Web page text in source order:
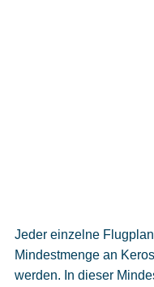
Jeder einzelne
Mindestmenge an
werden. In dieser